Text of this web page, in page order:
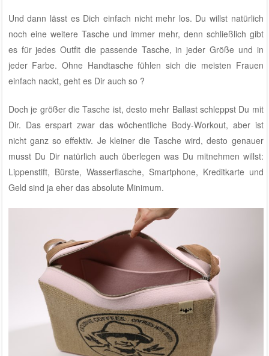
Und dann lässt es Dich einfach nicht mehr los. Du willst natürlich
noch eine weitere Tasche und immer mehr, denn schließlich gibt
es für jedes Outfit die passende Tasche, in jeder Größe und in
jeder Farbe. Ohne Handtasche fühlen sich die meisten Frauen
einfach nackt, geht es Dir auch so ?
Doch je größer die Tasche ist, desto mehr Ballast schleppst Du mit
Dir. Das erspart zwar das wöchentliche Body-Workout, aber ist
nicht ganz so effektiv. Je kleiner die Tasche wird, desto genauer
musst Du Dir natürlich auch überlegen was Du mitnehmen willst:
Lippenstift, Bürste, Wasserflasche, Smartphone, Kreditkarte und
Geld sind ja eher das absolute Minimum.